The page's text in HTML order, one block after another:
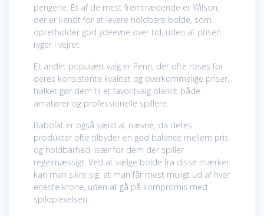
pengene. Et af de mest fremtrædende er Wilson,
der er kendt for at levere holdbare bolde, som
opretholder god ydeevne over tid, uden at prisen
ryger i vejret.
Et andet populært valg er Penn, der ofte roses for
deres konsistente kvalitet og overkommelige priser,
hvilket gør dem til et favoritvalg blandt både
amatører og professionelle spillere.
Babolat er også værd at nævne, da deres
produkter ofte tilbyder en god balance mellem pris
og holdbarhed, især for dem der spiller
regelmæssigt. Ved at vælge bolde fra disse mærker
kan man sikre sig, at man får mest muligt ud af hver
eneste krone, uden at gå på kompromis med
spiloplevelsen.